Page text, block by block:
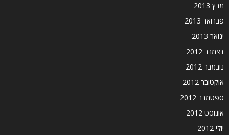
מרץ 2013
פברואר 2013
ינואר 2013
דצמבר 2012
נובמבר 2012
אוקטובר 2012
ספטמבר 2012
אוגוסט 2012
יולי 2012